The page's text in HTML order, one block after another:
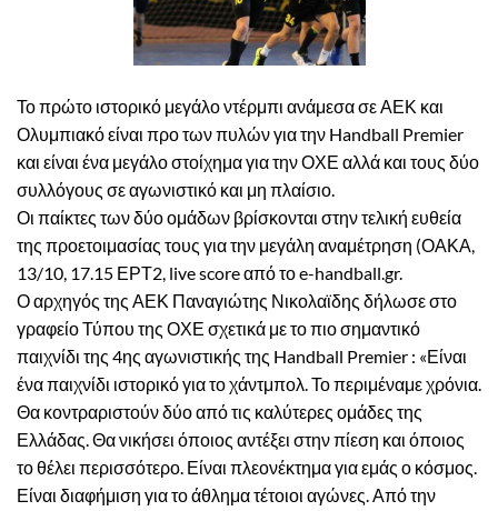
Το πρώτο ιστορικό μεγάλο ντέρμπι ανάμεσα σε ΑΕΚ και
Ολυμπιακό είναι προ των πυλών για την Handball Premier
και είναι ένα μεγάλο στοίχημα για την ΟΧΕ αλλά και τους δύο
συλλόγους σε αγωνιστικό και μη πλαίσιο.
Οι παίκτες των δύο ομάδων βρίσκονται στην τελική ευθεία
της προετοιμασίας τους για την μεγάλη αναμέτρηση (ΟΑΚΑ,
13/10, 17.15 ΕΡΤ2, live score από το e-handball.gr.
Ο αρχηγός της ΑΕΚ Παναγιώτης Νικολαϊδης δήλωσε στο
γραφείο Τύπου της ΟΧΕ σχετικά με το πιο σημαντικό
παιχνίδι της 4ης αγωνιστικής της Handball Premier : «Είναι
ένα παιχνίδι ιστορικό για το χάντμπολ. Το περιμέναμε χρόνια.
Θα κοντραριστούν δύο από τις καλύτερες ομάδες της
Ελλάδας. Θα νικήσει όποιος αντέξει στην πίεση και όποιος
το θέλει περισσότερο. Είναι πλεονέκτημα για εμάς ο κόσμος.
Είναι διαφήμιση για το άθλημα τέτοιοι αγώνες. Από την